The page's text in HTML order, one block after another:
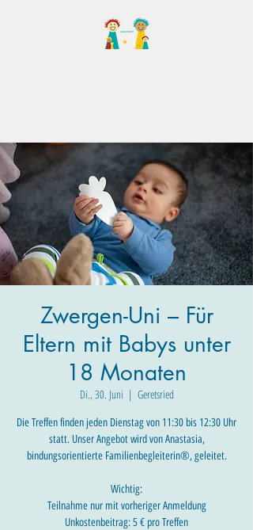
Zwergen-Uni – Für
Eltern mit Babys unter
18 Monaten
Di., 30. Juni
  |
Geretsried
Die Treffen finden jeden Dienstag von 11:30 bis 12:30 Uhr
statt. Unser Angebot wird von Anastasia,
bindungsorientierte Familienbegleiterin®, geleitet.
Wichtig:
Teilnahme nur mit vorheriger Anmeldung
Unkostenbeitrag: 5 € pro Treffen